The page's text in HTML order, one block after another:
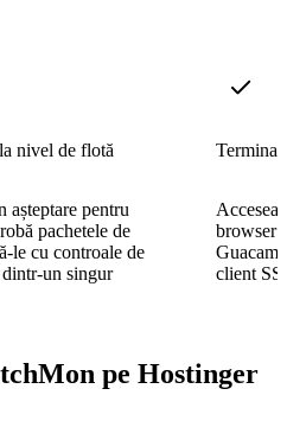
nivel de flotă
așteptare pentru
pachetele de
le cu controale de
un singur
browser
client
pe Hostinger